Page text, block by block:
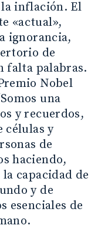
inflación. El
«actual»,
ignorancia,
de
falta palabras.
Nobel
una
y recuerdos,
células y
de
haciendo,
capacidad de
y de
esenciales de